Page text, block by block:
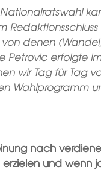
von denen
erfolgte
wir Tag für Tag
Wahlprogramm
nach
erzielen und wenn